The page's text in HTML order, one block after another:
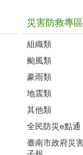
災害防救專區
組織類
颱風類
豪雨類
地震類
其他類
全民防災e點通
臺南市政府災